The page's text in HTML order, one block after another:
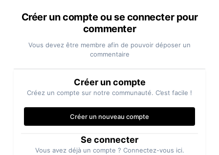
Créer un compte ou se connecter pour
commenter
Vous devez être membre afin de pouvoir déposer un
commentaire
Créer un compte
Créez un compte sur notre communauté. C’est facile !
Créer un nouveau compte
Se connecter
Vous avez déjà un compte ? Connectez-vous ici.